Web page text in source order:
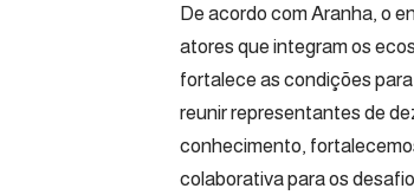
De acordo com Aranha, o
atores que integram os
fortalece as condições
reunir representantes de
conhecimento,
colaborativa para os